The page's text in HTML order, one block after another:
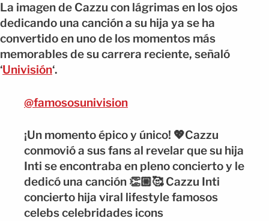
La imagen de Cazzu con lágrimas en los ojos
dedicando una canción a su hija ya se ha
convertido en uno de los momentos más
memorables de su carrera reciente, señaló
‘Univisión‘.
@famososunivision
¡Un momento épico y único! 💖Cazzu
conmovió a sus fans al revelar que su hija
Inti se encontraba en pleno concierto y le
dedicó una canción 👏🏼🥰 Cazzu Inti
concierto hija viral lifestyle famosos
celebs celebridades icons